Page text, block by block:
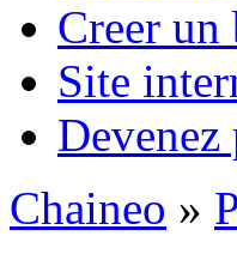
Creer un
Site
Chaineo »